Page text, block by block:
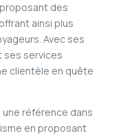
des
ainsi plus
Avec ses
ses services
clientèle en quête
une référence dans
en proposant